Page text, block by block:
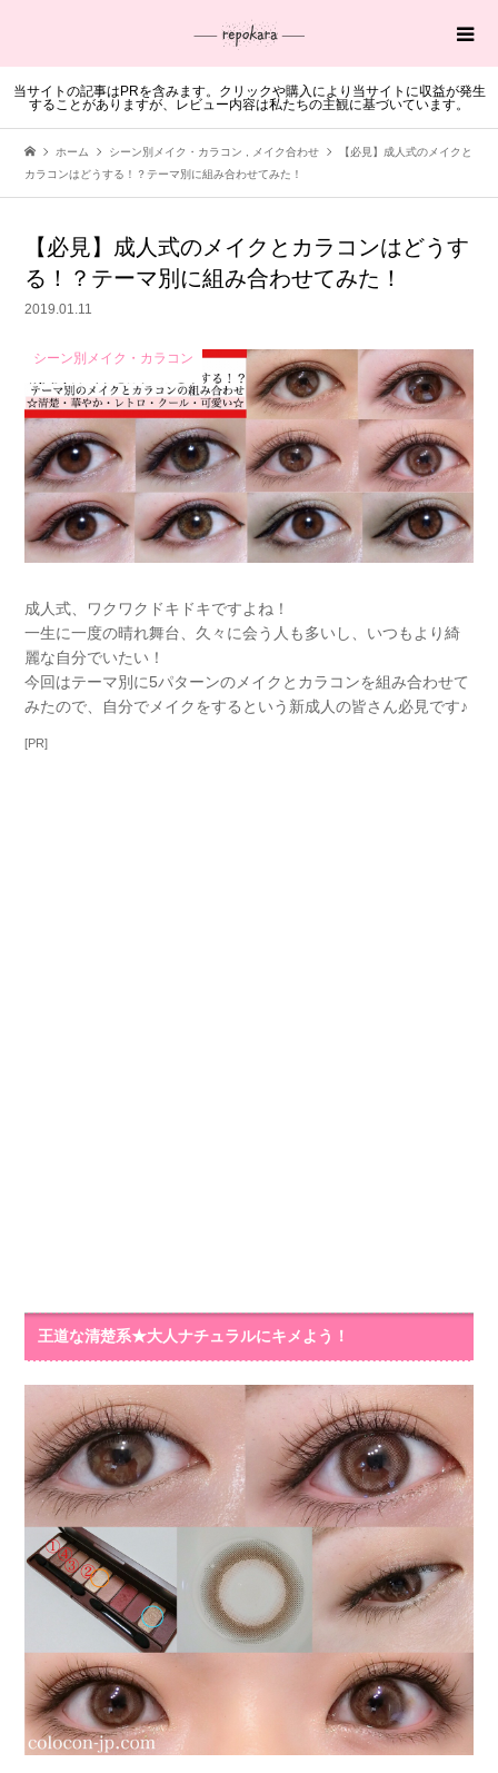
当サイトの記事はPRを含みます。クリックや購入により当サイトに収益が発生
することがありますが、レビュー内容は私たちの主観に基づいています。
ホーム シーン別メイク・カラコン メイク合わせ
【必見】成人式のメイクと
カラコンはどうする！？テーマ別に組み合わせてみた！
【必見】成人式のメイクとカラコンはどうす
る！？テーマ別に組み合わせてみた！
2019.01.11
シーン別メイク・カラコン
成人式、ワクワクドキドキですよね！
一生に一度の晴れ舞台、久々に会う人も多いし、いつもより綺
麗な自分でいたい！
今回はテーマ別に5パターンのメイクとカラコンを組み合わせて
みたので、自分でメイクをするという新成人の皆さん必見です♪
[PR]
王道な清楚系★大人ナチュラルにキメよう！